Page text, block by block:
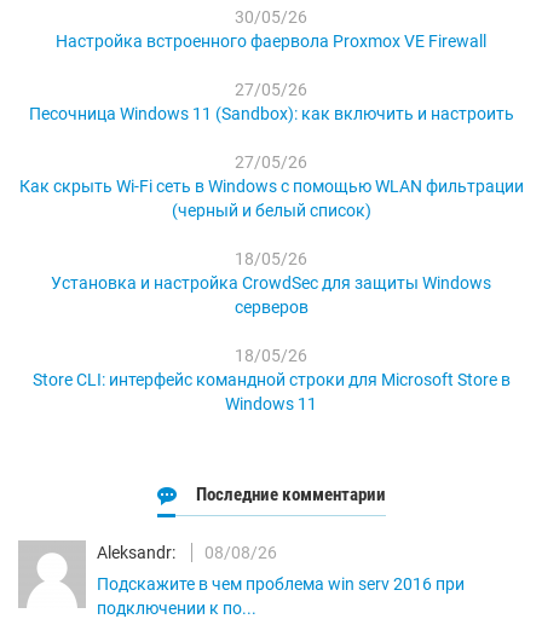
30/05/26
Настройка встроенного фаервола Proxmox VE Firewall
27/05/26
Песочница Windows 11 (Sandbox): как включить и настроить
27/05/26
Как скрыть Wi-Fi сеть в Windows с помощью WLAN фильтрации
(черный и белый список)
18/05/26
Установка и настройка CrowdSec для защиты Windows
серверов
18/05/26
Store CLI: интерфейс командной строки для Microsoft Store в
Windows 11
Последние комментарии
Aleksandr:
08/08/26
Подскажите в чем проблема win serv 2016 при
подключении к по...